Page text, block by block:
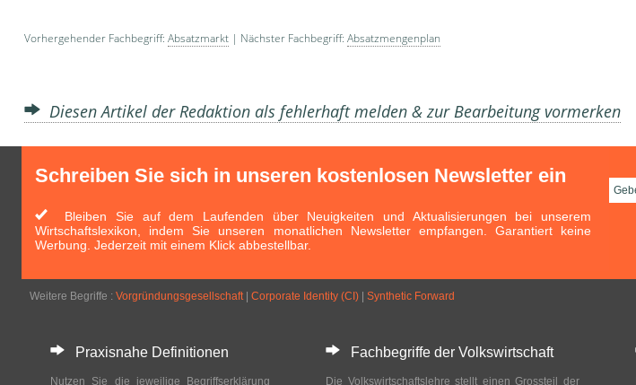
Vorhergehender Fachbegriff: Absatzmarkt | Nächster Fachbegriff: Absatzmengenplan
Diesen Artikel der Redaktion als fehlerhaft melden & zur Bearbeitung vormerken
Schreiben Sie sich in unseren kostenlosen Newsletter ein
Bleiben Sie auf dem Laufenden über Neuigkeiten und Aktualisierungen bei unserem
Wirtschaftslexikon, indem Sie unseren monatlichen Newsletter empfangen. Garantiert keine
Werbung. Jederzeit mit einem Klick abbestellbar.
Weitere Begriffe : Vorgründungsgesellschaft| Corporate Identity (CI) Synthetic Forward
Praxisnahe Definitionen
Nutzen Sie die jeweilige Begriffserklärung
Fachbegriffe der Volkswirtschaft
Die Volkswirtschaftslehre stellt einen Grossteil der